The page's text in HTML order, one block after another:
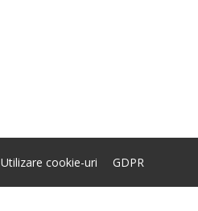
Utilizare cookie-uri GDPR